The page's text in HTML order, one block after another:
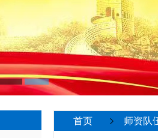
首页 师资队